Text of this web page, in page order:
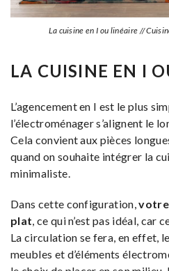
La cuisine en I ou linéaire //
LA CUISINE EN I
L’agencement en I est le plus
l’électroménager s’alignent le
Cela convient aux pièces
quand on souhaite intégrer la
minimaliste.
Dans cette configuration,votre
plat , ce qui n’est pas idéal, car
La circulation se fera, en effet,
meubles et d’éléments